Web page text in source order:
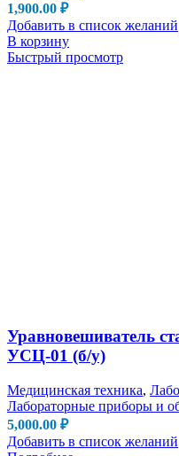
1,900.00 ₽
Добавить в список желаний
В корзину
Быстрый просмотр
Уравновешиватель
УСЦ-01 (б/у)
Медицинская техника,
Лабораторные приборы и
5,000.00 ₽
Добавить в список желаний